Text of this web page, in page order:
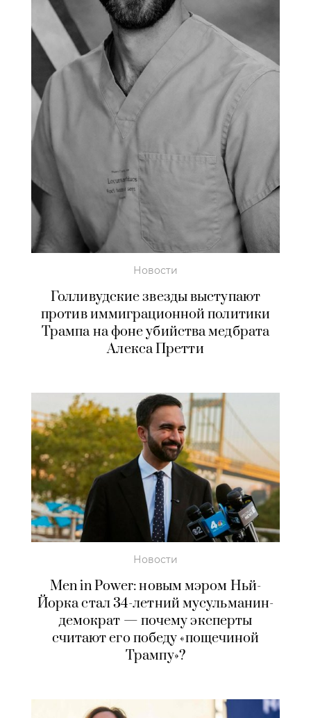
Новости
Голливудские звезды выступают
против иммиграционной политики
Трампа на фоне убийства медбрата
Алекса Претти
Новости
Men in Power: новым мэром Ньй-
Йорка стал 34-летний мусульманин-
демократ — почему эксперты
считают его победу «пощечиной
Трампу»?